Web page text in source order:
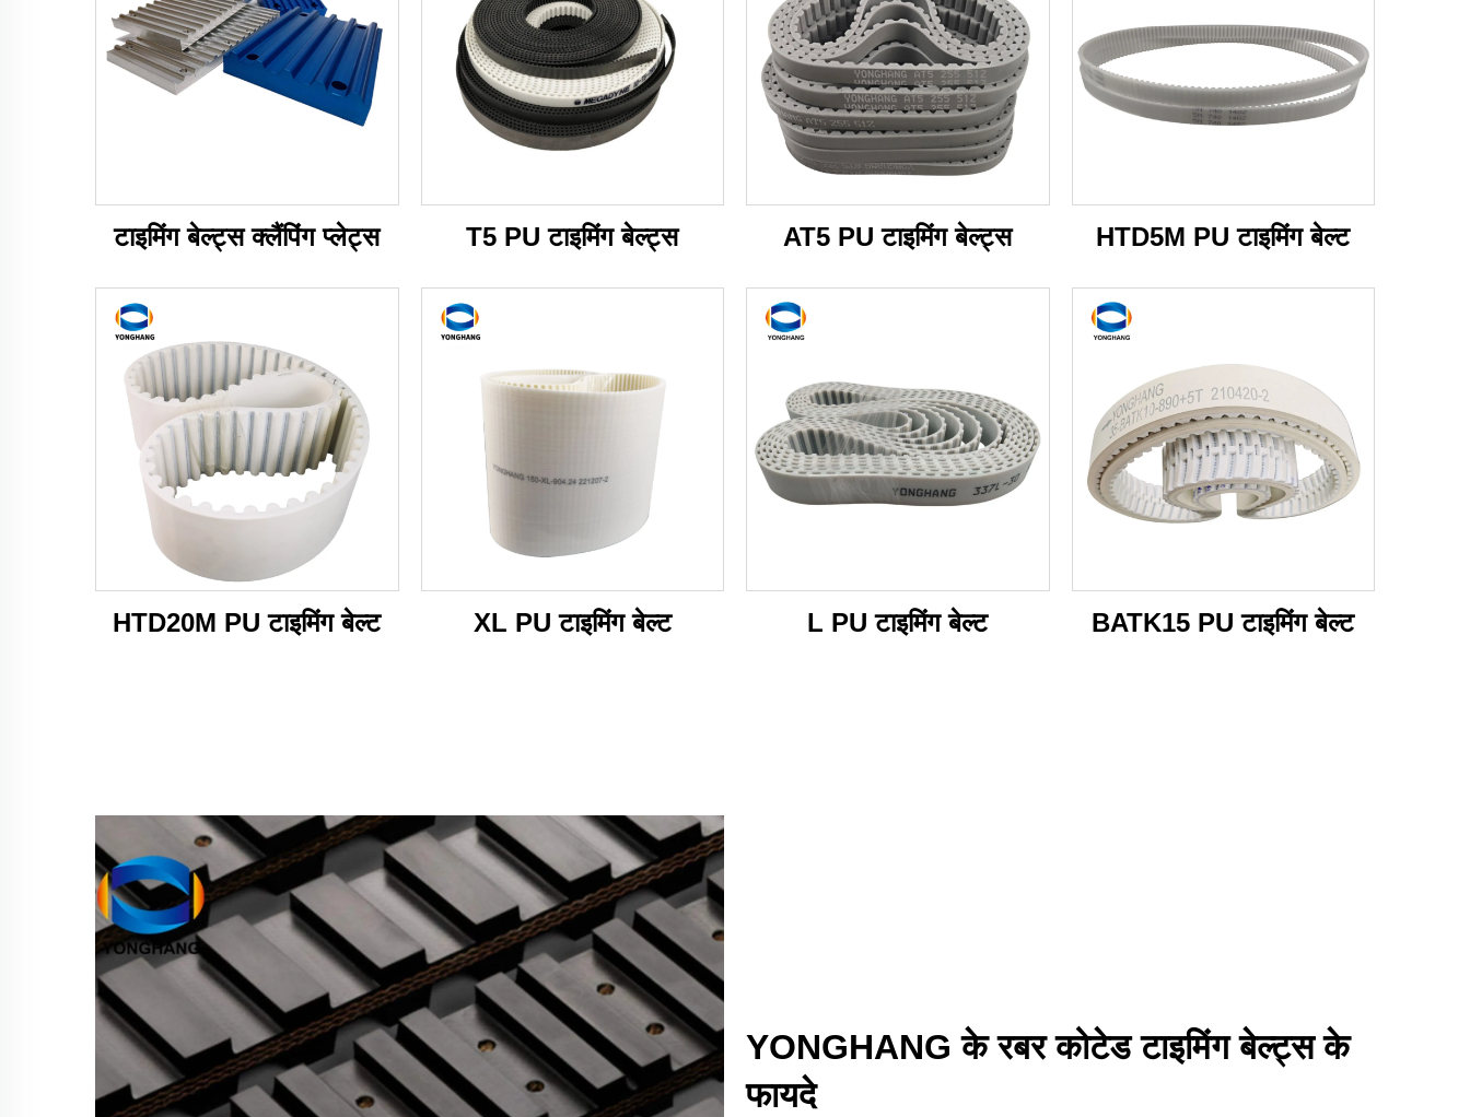
टाइमिंग बेल्ट्स क्लैंपिंग प्लेट्स T5 PU टाइमिंग बेल्ट्स AT5 PU टाइमिंग बेल्ट्स HTD5M PU टाइमिंग बेल्ट
HTD20M PU टाइमिंग बेल्ट XL PU टाइमिंग बेल्ट L PU टाइमिंग बेल्ट BATK15 PU टाइमिंग बेल्ट
YONGHANG के रबर कोटेड टाइमिंग बेल्ट्स के
फायदे